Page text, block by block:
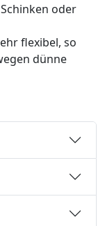
oder
flexibel, so
dünne